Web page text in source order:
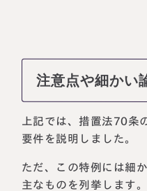
注意点や細かい
上記では、措置法70条
要件を説明しました。
ただ、この特例には細
主なものを列挙します。